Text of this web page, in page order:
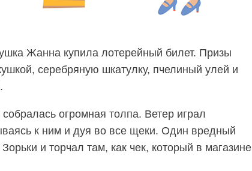
Жанна купила лотерейный билет. Призы
серебряную шкатулку, пчелиный улей и
огромная толпа. Ветер играл
к ним и дуя во все щеки. Один вредный
и торчал там, как чек, который в магазине